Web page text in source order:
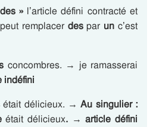
»l’article défini contracté et
remplacer despar un c’est
concombres. → je ramasserai
indéfini
était délicieux. → Au singulier :
était délicieux. →article défini